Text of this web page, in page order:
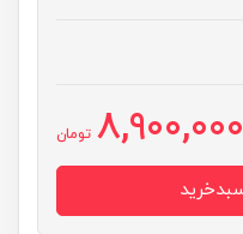
8,900,000 تومان